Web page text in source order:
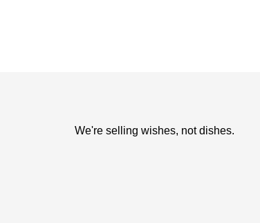
We're selling wishes, not dishes.